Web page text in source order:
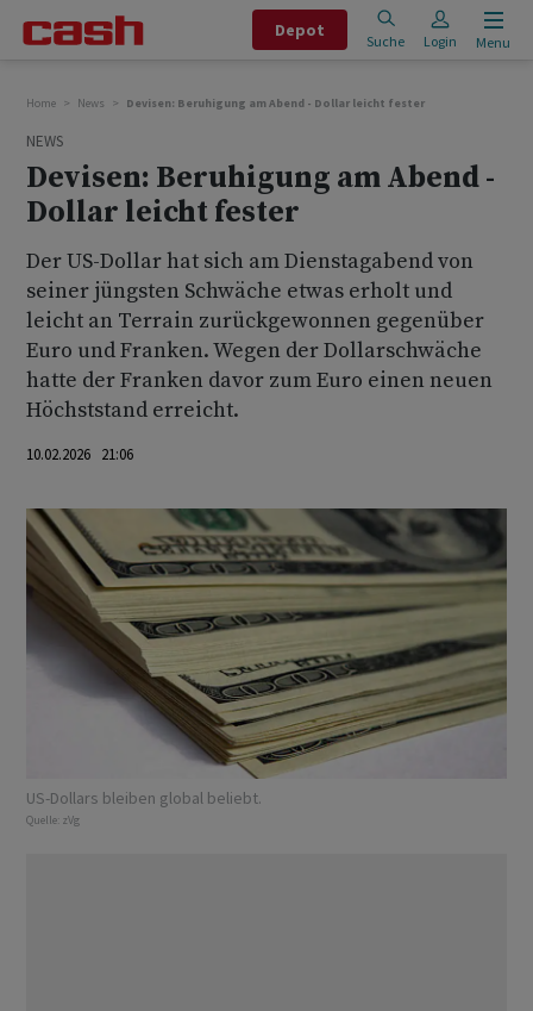
Depot
Suche Login Menu
Home News Devisen: Beruhigung am Abend - Dollar leicht fester
NEWS
Devisen: Beruhigung am Abend -
Dollar leicht fester
Der US-Dollar hat sich am Dienstagabend von
seiner jüngsten Schwäche etwas erholt und
leicht an Terrain zurückgewonnen gegenüber
Euro und Franken. Wegen der Dollarschwäche
hatte der Franken davor zum Euro einen neuen
Höchststand erreicht.
10.02.2026 21:06
US-Dollars bleiben global beliebt.
Quelle: zVg